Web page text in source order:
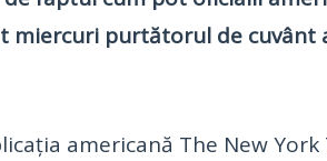
miercuri purtătorul de cuvânt
americană The New York